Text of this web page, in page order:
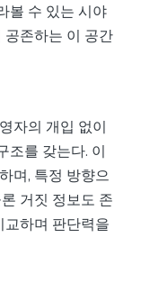
볼 수 있는 시야
공존하는 이 공간
자의 개입 없이
조를 갖는다. 이
며, 특정 방향으
거짓 정보도 존
하며 판단력을